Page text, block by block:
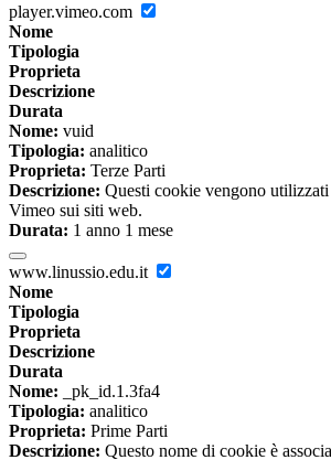
player.vimeo.com
Nome
Tipologia
Proprieta
Descrizione
Durata
Nome: vuid
Tipologia: analitico
Proprieta: Terze Parti
Descrizione: Questi cookie vengono
Vimeo sui siti web.
Durata: 1 anno 1 mese
www.linussio.edu.it
Nome
Tipologia
Proprieta
Descrizione
Durata
Nome: _pk_id.1.3fa4
Tipologia: analitico
Proprieta: Prime Parti
Descrizione: Questo nome di cookie è